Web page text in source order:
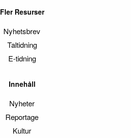
Fler Resurser
Nyhetsbrev
Taltidning
E-tidning
Innehåll
Nyheter
Reportage
Kultur